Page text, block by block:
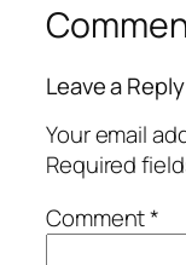
Leave a Reply
Your email
Required
Comment*